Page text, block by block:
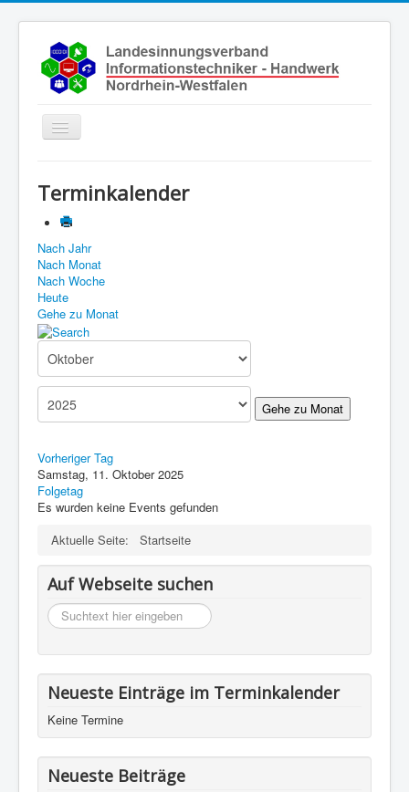
Toggle
Aktuelles
Leistungen
Ausbildung
Fachbetriebe
Unsere Kontaktdaten
Links
Impressum
Datenschutz
Terminkalender
Nach Jahr
Nach Monat
Nach Woche
Heute
Gehe zu Monat
Gehe zu Monat
Vorheriger Tag
Samstag, 11. Oktober 2025
Folgetag
Es wurden keine Events gefunden
Aktuelle Seite:
Startseite
Auf Webseite suchen
suchen
Neueste Einträge im Terminkalender
Keine Termine
Neueste Beiträge